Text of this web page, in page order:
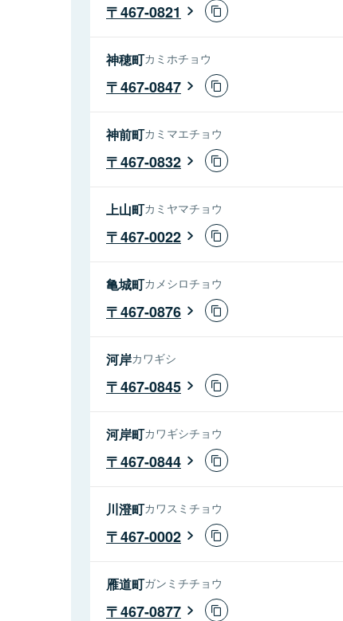
467-0821
神穂町カミホチョウ
467-0847
神前町カミマエチョウ
467-0832
上山町カミヤマチョウ
467-0022
亀城町カメシロチョウ
467-0876
河岸カワギシ
467-0845
河岸町カワギシチョウ
467-0844
川澄町カワスミチョウ
467-0002
雁道町ガンミチチョウ
467-0877